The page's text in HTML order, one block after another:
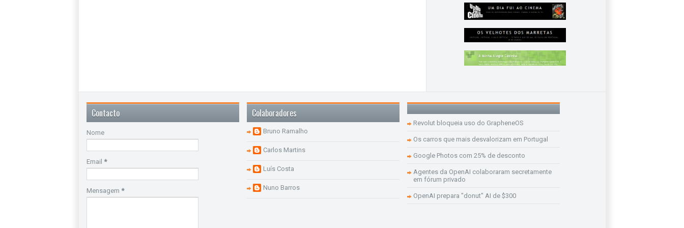
Contacto
Nome
Email *
Mensagem *
Colaboradores
Bruno Ramalho
Carlos Martins
Luís Costa
Nuno Barros
Revolut bloqueia uso do GrapheneOS
Os carros que mais desvalorizam em Portugal
Google Photos com 25% de desconto
Agentes da OpenAI colaboraram secretamente
em fórum privado
OpenAI prepara "donut" AI de $300